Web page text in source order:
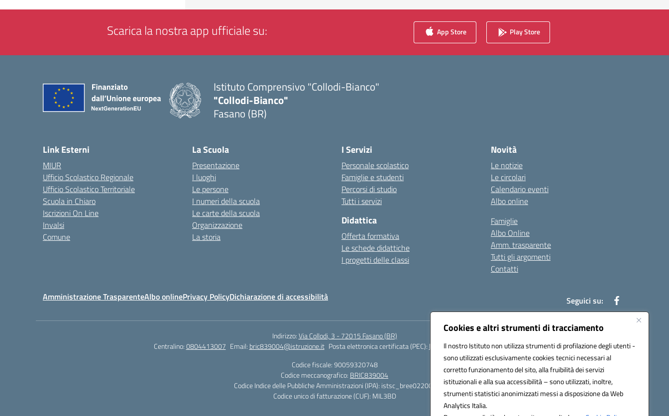
Cookies e altri strumenti di tracciamento
Il nostro Istituto non utilizza strumenti di profilazione degli utenti -
sono utilizzati esclusivamente cookies tecnici necessari al
corretto funzionamento del sito, alla fruibilità dei servizi
istituzionali e alla sua accessibilità – sono utilizzati, inoltre,
strumenti statistici anonimizzati messi a disposizione da Web
Analytics Italia.
Scarica la nostra app ufficiale su: App Store Play Store
Istituto Comprensivo "Collodi-Bianco"
"Collodi-Bianco"
Fasano (BR)
Link Esterni
MIUR
Ufficio Scolastico Regionale
Ufficio Scolastico Territoriale
Scuola in Chiaro
Iscrizioni On Line
Invalsi
Comune
La Scuola
Presentazione
I luoghi
Le persone
I numeri della scuola
Le carte della scuola
Organizzazione
La storia
I Servizi
Personale scolastico
Famiglie e studenti
Percorsi di studio
Tutti i servizi
Didattica
Offerta formativa
Le schede didattiche
I progetti delle classi
Novità
Le notizie
Le circolari
Calendario eventi
Albo online
Famiglie
Albo Online
Amm. trasparente
Tutti gli argomenti
Contatti
Amministrazione TrasparenteAlbo onlinePrivacy PolicyDichiarazione di accessibilità Seguici su:
Indirizzo:Via Collodi, 3 - 72015 Fasano (BR)
Centralino:0804413007 Email: bric839004@istruzione.it Posta elettronica certificata (PEC): bric839004@pec.istruzione.it
Codice fiscale: 90059320748
Codice meccanografico: BRIC839004
Codice Indice delle Pubbliche Amministrazioni (IPA): istsc_bree02200r
Codice unico di fatturazione (CUF): MIL3BD